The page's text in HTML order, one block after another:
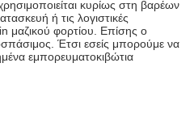
κυρίως στη βαρέων
ή τις λογιστικές
μαζικού φορτίου. Επίσης ο
Έτσι εσείς μπορούμε να
εμπορευματοκιβώτια